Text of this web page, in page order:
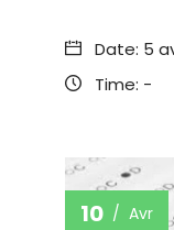
Date: 5
Time: -
10 Avr